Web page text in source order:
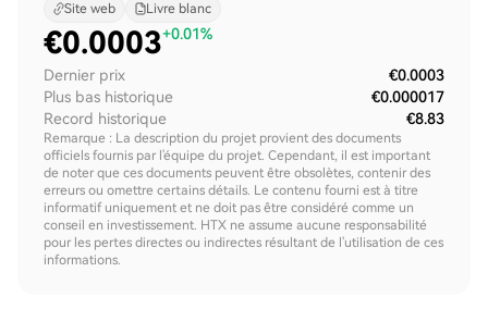
Site web Livre blanc
€0.0003+0.01%
Dernier prix
€0.0003
Plus bas historique
€0.000017
Record historique
€8.83
Remarque : La description du projet provient des documents
officiels fournis par l'équipe du projet. Cependant, il est important
de noter que ces documents peuvent être obsolètes, contenir des
erreurs ou omettre certains détails. Le contenu fourni est à titre
informatif uniquement et ne doit pas être considéré comme un
conseil en investissement. HTX ne assume aucune responsabilité
pour les pertes directes ou indirectes résultant de l'utilisation de ces
informations.